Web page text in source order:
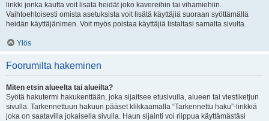
linkki jonka kautta voit lisätä heidät joko kavereihin tai vihamiehiin.
Vaihtoehtoisesti omista asetuksista voit lisätä käyttäjiä suoraan syöttämällä
heidän käyttäjänimen. Voit myös poistaa käyttäjiä listaltasi samalta sivulta.
Ylös
Foorumilta hakeminen
Miten etsin alueelta tai alueilta?
Syötä hakutermi hakukenttään, joka sijaitsee etusivulla, alueen tai viestiketjun
sivulla. Tarkennettuun hakuun pääset klikkaamalla “Tarkennettu haku”-linkkiä
joka on saatavilla jokaisella sivulla. Haun sijainti voi riippua käyttämästäsi